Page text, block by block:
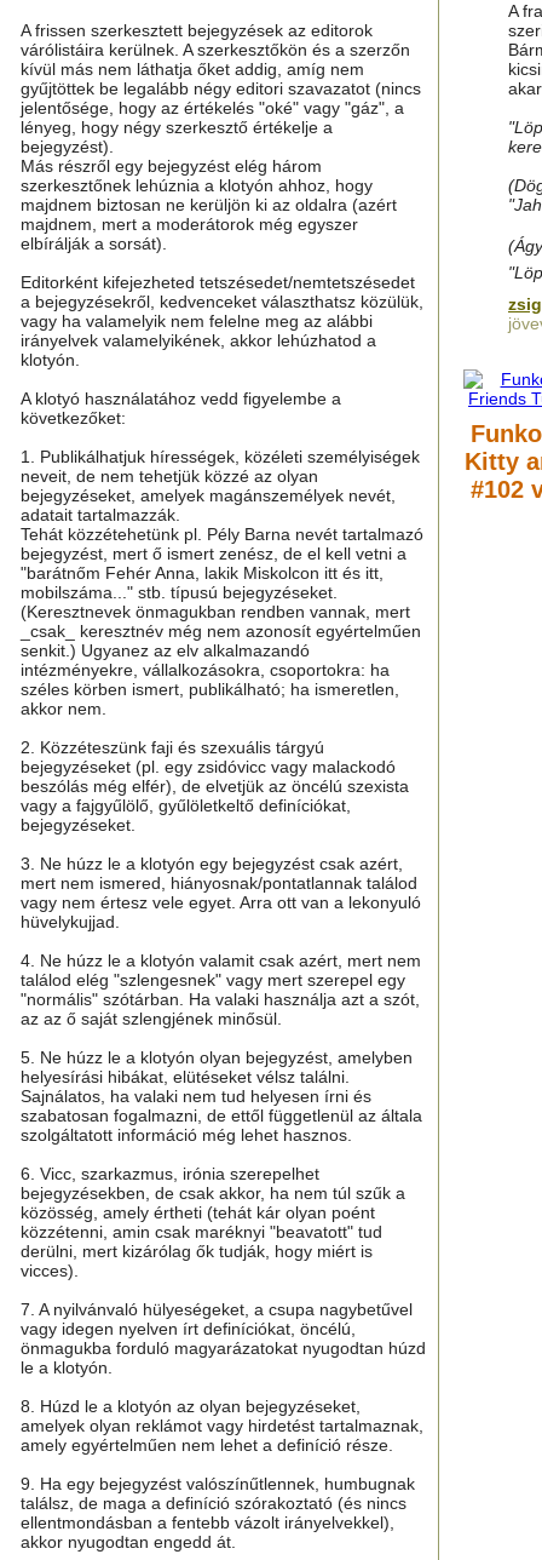
A frissen szerkesztett bejegyzések az editorok
várólistáira kerülnek. A szerkesztőkön és a szerzőn
kívül más nem láthatja őket addig, amíg nem
gyűjtöttek be legalább négy editori szavazatot (nincs
jelentősége, hogy az értékelés "oké" vagy "gáz", a
lényeg, hogy négy szerkesztő értékelje a
bejegyzést).
Más részről egy bejegyzést elég három
szerkesztőnek lehúznia a klotyón ahhoz, hogy
majdnem biztosan ne kerüljön ki az oldalra (azért
majdnem, mert a moderátorok még egyszer
elbírálják a sorsát).
Editorként kifejezheted tetszésedet/nemtetszésedet
a bejegyzésekről, kedvenceket választhatsz közülük,
vagy ha valamelyik nem felelne meg az alábbi
irányelvek valamelyikének, akkor lehúzhatod a
klotyón.
A klotyó használatához vedd figyelembe a
következőket:
1. Publikálhatjuk hírességek, közéleti személyiségek
neveit, de nem tehetjük közzé az olyan
bejegyzéseket, amelyek magánszemélyek nevét,
adatait tartalmazzák.
Tehát közzétehetünk pl. Pély Barna nevét tartalmazó
bejegyzést, mert ő ismert zenész, de el kell vetni a
"barátnőm Fehér Anna, lakik Miskolcon itt és itt,
mobilszáma..." stb. típusú bejegyzéseket.
(Keresztnevek önmagukban rendben vannak, mert
_csak_ keresztnév még nem azonosít egyértelműen
senkit.) Ugyanez az elv alkalmazandó
intézményekre, vállalkozásokra, csoportokra: ha
széles körben ismert, publikálható; ha ismeretlen,
akkor nem.
2. Közzéteszünk faji és szexuális tárgyú
bejegyzéseket (pl. egy zsidóvicc vagy malackodó
beszólás még elfér), de elvetjük az öncélú szexista
vagy a fajgyűlölő, gyűlöletkeltő definíciókat,
bejegyzéseket.
3. Ne húzz le a klotyón egy bejegyzést csak azért,
mert nem ismered, hiányosnak/pontatlannak találod
vagy nem értesz vele egyet. Arra ott van a lekonyuló
hüvelykujjad.
4. Ne húzz le a klotyón valamit csak azért, mert nem
találod elég "szlengesnek" vagy mert szerepel egy
"normális" szótárban. Ha valaki használja azt a szót,
az az ő saját szlengjének minősül.
5. Ne húzz le a klotyón olyan bejegyzést, amelyben
helyesírási hibákat, elütéseket vélsz találni.
Sajnálatos, ha valaki nem tud helyesen írni és
szabatosan fogalmazni, de ettől függetlenül az általa
szolgáltatott információ még lehet hasznos.
6. Vicc, szarkazmus, irónia szerepelhet
bejegyzésekben, de csak akkor, ha nem túl szűk a
közösség, amely értheti (tehát kár olyan poént
közzétenni, amin csak maréknyi "beavatott" tud
derülni, mert kizárólag ők tudják, hogy miért is
vicces).
7. A nyilvánvaló hülyeségeket, a csupa nagybetűvel
vagy idegen nyelven írt definíciókat, öncélú,
önmagukba forduló magyarázatokat nyugodtan húzd
le a klotyón.
8. Húzd le a klotyón az olyan bejegyzéseket,
amelyek olyan reklámot vagy hirdetést tartalmaznak,
amely egyértelműen nem lehet a definíció része.
9. Ha egy bejegyzést valószínűtlennek, humbugnak
találsz, de maga a definíció szórakoztató (és nincs
ellentmondásban a fentebb vázolt irányelvekkel),
akkor nyugodtan engedd át.
A
Kitty
#102